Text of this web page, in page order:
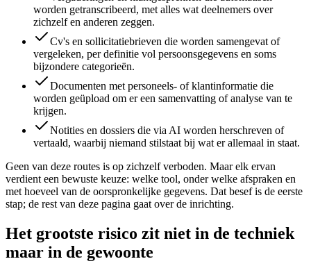
worden getranscribeerd, met alles wat deelnemers over
zichzelf en anderen zeggen.
Cv's en sollicitatiebrieven die worden samengevat of
vergeleken, per definitie vol persoonsgegevens en soms
bijzondere categorieën.
Documenten met personeels- of klantinformatie die
worden geüpload om er een samenvatting of analyse van te
krijgen.
Notities en dossiers die via AI worden herschreven of
vertaald, waarbij niemand stilstaat bij wat er allemaal in staat.
Geen van deze routes is op zichzelf verboden. Maar elk ervan
verdient een bewuste keuze: welke tool, onder welke afspraken en
met hoeveel van de oorspronkelijke gegevens. Dat besef is de eerste
stap; de rest van deze pagina gaat over de inrichting.
Het grootste risico zit niet in de techniek
maar in de gewoonte